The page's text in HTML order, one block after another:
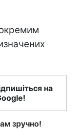
на
зручно!